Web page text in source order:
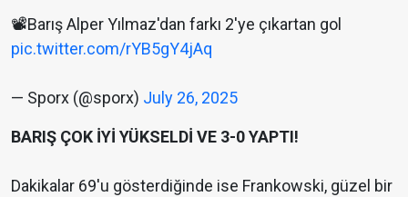
📽️Barış Alper Yılmaz'dan farkı 2'ye çıkartan gol
pic.twitter.com/rYB5gY4jAq
— Sporx (@sporx) July 26, 2025
BARIŞ ÇOK İYİ YÜKSELDİ VE 3-0 YAPTI!
Dakikalar 69'u gösterdiğinde ise Frankowski, güzel bir